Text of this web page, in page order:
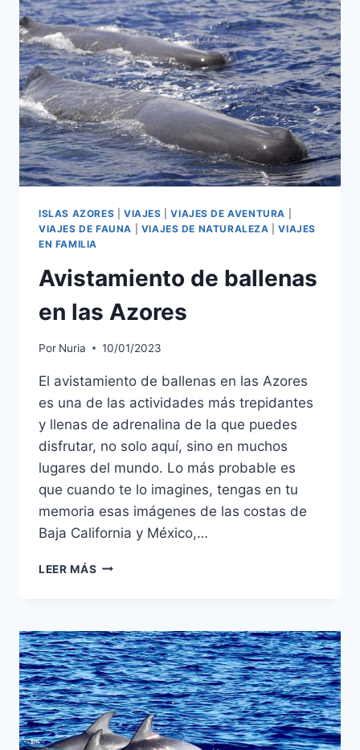
ISLAS AZORES VIAJES |VIAJES DE AVENTURA
VIAJES DE FAUNA
VIAJES DE NATURALEZA |VIAJES
EN FAMILIA
Avistamiento de ballenas
en las Azores
Por Nuria 10/01/2023
El avistamiento de ballenas en las Azores
es una de las actividades más trepidantes
y llenas de adrenalina de la que puedes
disfrutar, no solo aquí, sino en muchos
lugares del mundo. Lo más probable es
que cuando te lo imagines, tengas en tu
memoria esas imágenes de las costas de
Baja California y México,…
LEER MÁS